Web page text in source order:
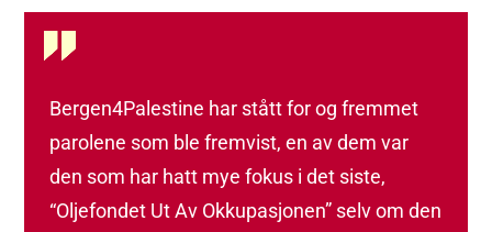
Bergen4Palestine har stått for og fremmet
parolene som ble fremvist, en av dem var
den som har hatt mye fokus i det siste,
“Oljefondet Ut Av Okkupasjonen” selv om den